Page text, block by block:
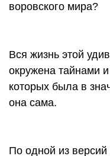
воровского мира?
Вся жизнь этой
окружена тайнами
которых была в
она сама.
По одной из